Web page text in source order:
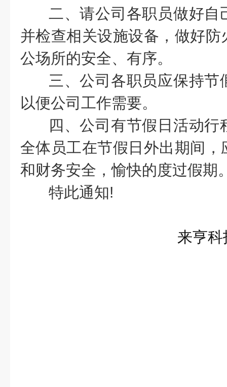
二、请公司各职员做好自
并检查相关设施设备，做好
公场所的安全、有序。
三、公司各职员应保持节
以便公司工作需要。
四、公司有节假日活动行
全体员工在节假日外出期间
和财务安全，愉快的度过假期
特此通知!
来亨